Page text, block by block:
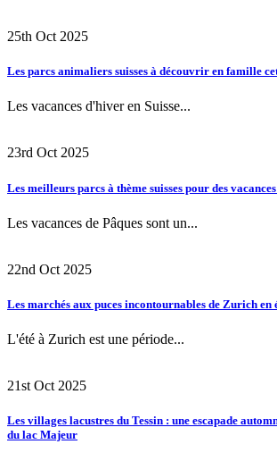
25th Oct 2025
Les parcs animaliers suisses à découvrir en famille
Les vacances d'hiver en Suisse...
23rd Oct 2025
Les meilleurs parcs à thème suisses pour des
Les vacances de Pâques sont un...
22nd Oct 2025
Les marchés aux puces incontournables de Zurich en
L'été à Zurich est une période...
21st Oct 2025
Les villages lacustres du Tessin : une escapade
du lac Majeur